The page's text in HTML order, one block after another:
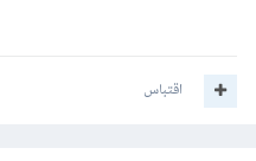
اقتباس